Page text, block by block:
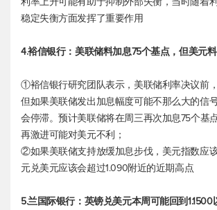
稳定失衡方面发挥了重要作用
4.裕信银行：美联储料加息75个基点，但美元
①裕信银行研究团队表示，美联储利率决议前
但如果美联储发出加息幅度可能不那么大的信
会停滞。预计美联储将在周三再次加息75个基
再激进可能对美元不利；
②如果美联储支持放缓加息步伐， 美元指数应
元兑美元应该会超过1.090附近的近期高点
5.兰国际银行： 英镑兑美元本周可能回到1.1500